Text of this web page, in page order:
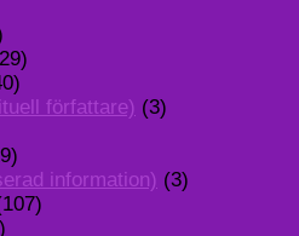
författare) (3)
information) (3)